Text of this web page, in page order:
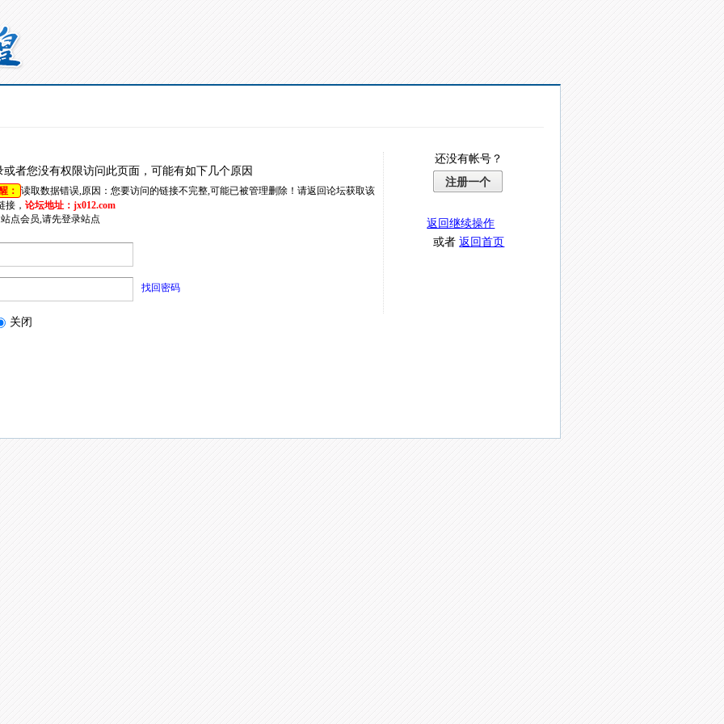
或者您没有权限访问此页面，可能有如下几个原因
： 读取数据错误,原因：您要访问的链接不完整,可能已被管理删除！请返回论坛获取该
接， 论坛地址：jx012.com
点会员,请先登录站点
找回密码
关闭
还没有帐号？
注册一个
返回继续操作
或者返回首页